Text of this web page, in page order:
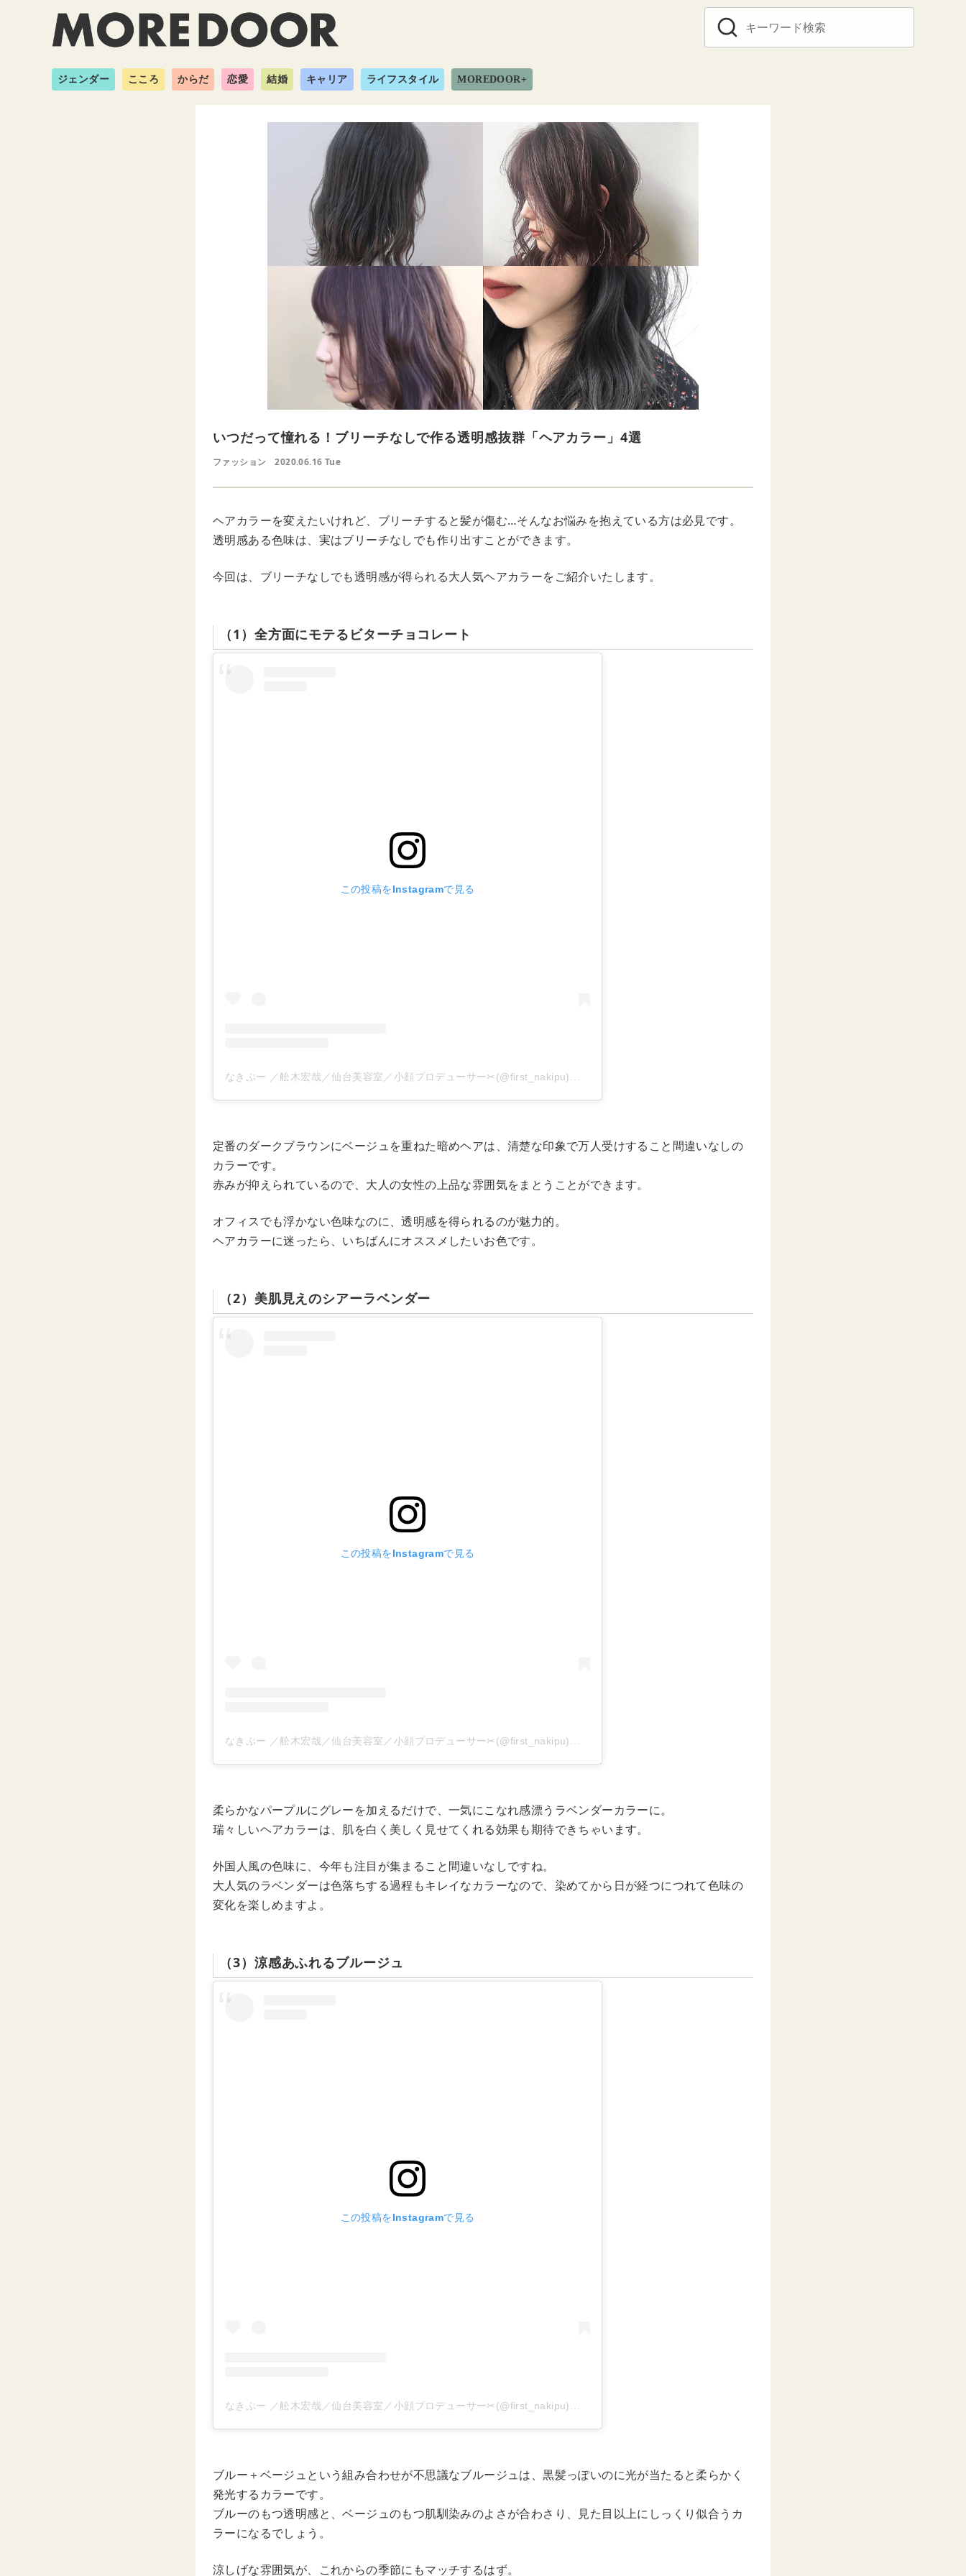
ジェンダー こころ からだ 恋愛 結婚 キャリア ライフスタイル MOREDOOR+
いつだって憧れる！ブリーチなしで作る透明感抜群「ヘアカラー」4選
ファッション 2020.06.16 Tue
ヘアカラーを変えたいけれど、ブリーチすると髪が傷む…そんなお悩みを抱えている方は必見です。
透明感ある色味は、実はブリーチなしでも作り出すことができます。
今回は、ブリーチなしでも透明感が得られる大人気ヘアカラーをご紹介いたします。
（1）全方面にモテるビターチョコレート
この投稿をInstagramで見る
なきぷー ／舩木宏哉／仙台美容室／小顔プロデューサー✂︎(@first_nakipu)がシェアした投稿
定番のダークブラウンにベージュを重ねた暗めヘアは、清楚な印象で万人受けすること間違いなしの
カラーです。
赤みが抑えられているので、大人の女性の上品な雰囲気をまとうことができます。
オフィスでも浮かない色味なのに、透明感を得られるのが魅力的。
ヘアカラーに迷ったら、いちばんにオススメしたいお色です。
（2）美肌見えのシアーラベンダー
この投稿をInstagramで見る
なきぷー ／舩木宏哉／仙台美容室／小顔プロデューサー✂︎(@first_nakipu)がシェアした投稿
柔らかなパープルにグレーを加えるだけで、一気にこなれ感漂うラベンダーカラーに。
瑞々しいヘアカラーは、肌を白く美しく見せてくれる効果も期待できちゃいます。
外国人風の色味に、今年も注目が集まること間違いなしですね。
大人気のラベンダーは色落ちする過程もキレイなカラーなので、染めてから日が経つにつれて色味の
変化を楽しめますよ。
（3）涼感あふれるブルージュ
この投稿をInstagramで見る
ブルー＋ベージュという組み合わせが不思議なブルージュは、黒髪っぽいのに光が当たると柔らかく
発光するカラーです。
ブルーのもつ透明感と、ベージュのもつ肌馴染みのよさが合わさり、見た目以上にしっくり似合うカ
ラーになるでしょう。
涼しげな雰囲気が、これからの季節にもマッチするはず。